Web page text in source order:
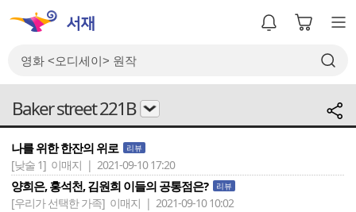
Baker street 221B
나를 위한 한잔의 위로 리뷰
[낮술 1] 이매지 | 2021-09-10 17:20
양희은, 홍석천, 김원희 이들의 공통점은? 리뷰
[우리가 선택한 가족] 이매지 | 2021-09-10 10:02